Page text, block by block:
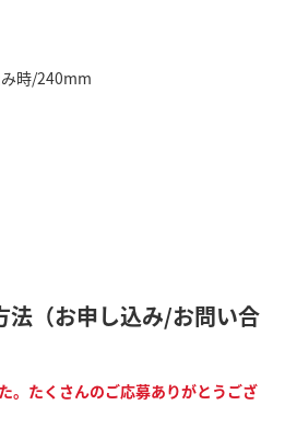
時/240mm
法（お申し込み/お問い合
。たくさんのご応募ありがとうござ